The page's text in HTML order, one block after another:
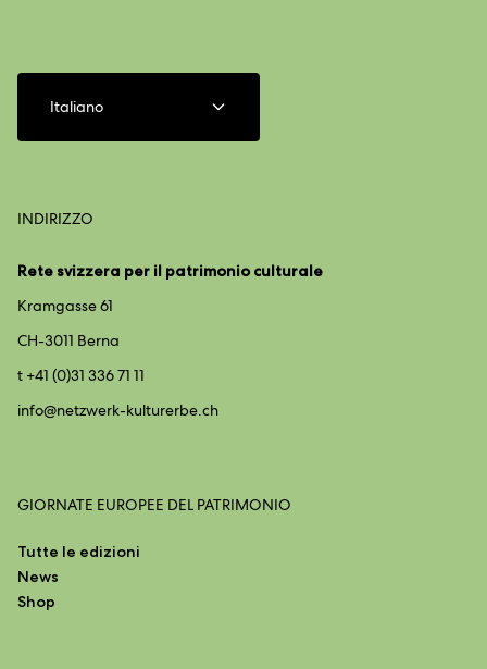
Italiano
INDIRIZZO
Rete svizzera per il patrimonio culturale
Kramgasse 61
CH-3011 Berna
t +41 (0)31 336 71 11
info@netzwerk-kulturerbe.ch
GIORNATE EUROPEE DEL PATRIMONIO
Tutte le edizioni
News
Shop